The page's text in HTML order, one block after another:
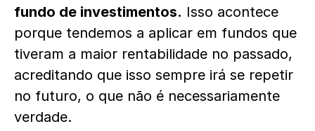
fundo de investimentos. Isso acontece
porque tendemos a aplicar em fundos que
tiveram a maior rentabilidade no passado,
acreditando que isso sempre irá se repetir
no futuro, o que não é necessariamente
verdade.